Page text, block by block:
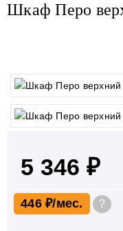
Шкаф Перо
5 346 ₽
446 ₽ ?